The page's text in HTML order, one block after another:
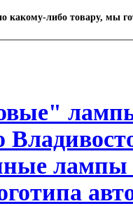
какому-либо товару, мы
лампы